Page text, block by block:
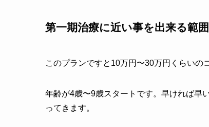
第一期治療に近い事を出来る範
このプランですと10万円〜30万円くらいの
年齢が4歳〜9歳スタートです。早ければ早
ってきます。